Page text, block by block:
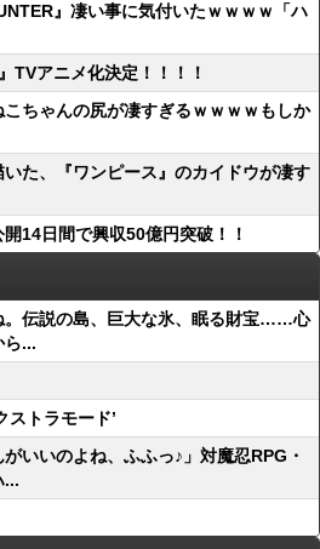
』凄い事に気付いたｗｗｗｗ「ハ
アニメ化決定！！！！
こちゃんの尻が凄すぎるｗｗｗｗもしか
いた、『ワンピース』のカイドウが凄す
14日間で興収50億円突破！！
。伝説の島、巨大な氷、眠る財宝……心
ら...
ストラモード’
いいのよね、ふふっ♪」対魔忍RPG・
...